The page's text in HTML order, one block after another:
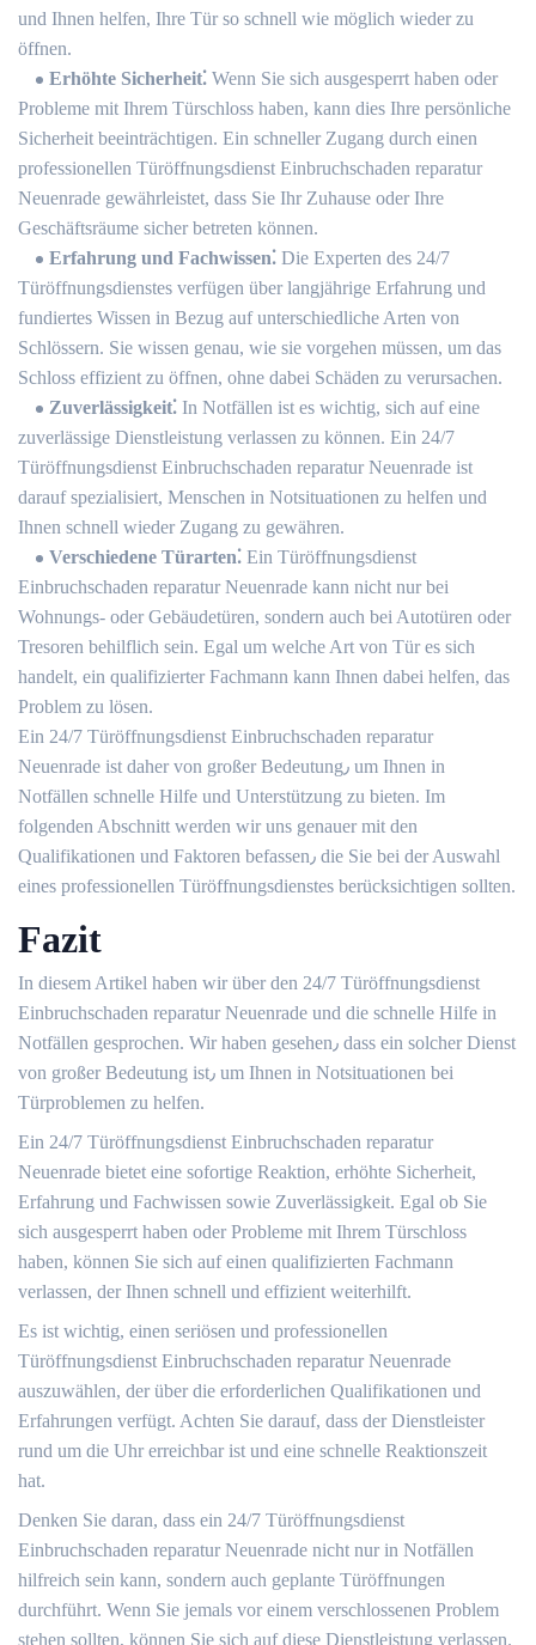
und Ihnen helfen, Ihre Tür so schnell wie möglich wieder zu
öffnen.​
Erhöhte Sicherheit⁚ Wenn Sie sich ausgesperrt haben oder
Probleme mit Ihrem Türschloss haben, kann dies Ihre persönliche
Sicherheit beeinträchtigen. Ein schneller Zugang durch einen
professionellen Türöffnungsdienst Einbruchschaden reparatur
Neuenrade gewährleistet, dass Sie Ihr Zuhause oder Ihre
Geschäftsräume sicher betreten können.​
Erfahrung und Fachwissen⁚ Die Experten des 24/7
Türöffnungsdienstes verfügen über langjährige Erfahrung und
fundiertes Wissen in Bezug auf unterschiedliche Arten von
Schlössern.​ Sie wissen genau, wie sie vorgehen müssen, um das
Schloss effizient zu öffnen, ohne dabei Schäden zu verursachen.​
Zuverlässigkeit⁚ In Notfällen ist es wichtig, sich auf eine
zuverlässige Dienstleistung verlassen zu können.​ Ein 24/7
Türöffnungsdienst Einbruchschaden reparatur Neuenrade ist
darauf spezialisiert, Menschen in Notsituationen zu helfen und
Ihnen schnell wieder Zugang zu gewähren.​
Verschiedene Türarten⁚ Ein Türöffnungsdienst
Einbruchschaden reparatur Neuenrade kann nicht nur bei
Wohnungs- oder Gebäudetüren, sondern auch bei Autotüren oder
Tresoren behilflich sein.​ Egal um welche Art von Tür es sich
handelt, ein qualifizierter Fachmann kann Ihnen dabei helfen, das
Problem zu lösen.​
Ein 24/7 Türöffnungsdienst Einbruchschaden reparatur
Neuenrade ist daher von großer Bedeutung٫ um Ihnen in
Notfällen schnelle Hilfe und Unterstützung zu bieten.​ Im
folgenden Abschnitt werden wir uns genauer mit den
Qualifikationen und Faktoren befassen٫ die Sie bei der Auswahl
eines professionellen Türöffnungsdienstes berücksichtigen sollten.​
Fazit
In diesem Artikel haben wir über den 24/7 Türöffnungsdienst
Einbruchschaden reparatur Neuenrade und die schnelle Hilfe in
Notfällen gesprochen.​ Wir haben gesehen٫ dass ein solcher Dienst
von großer Bedeutung ist٫ um Ihnen in Notsituationen bei
Türproblemen zu helfen.​
Ein 24/7 Türöffnungsdienst Einbruchschaden reparatur
Neuenrade bietet eine sofortige Reaktion, erhöhte Sicherheit,
Erfahrung und Fachwissen sowie Zuverlässigkeit. Egal ob Sie
sich ausgesperrt haben oder Probleme mit Ihrem Türschloss
haben, können Sie sich auf einen qualifizierten Fachmann
verlassen, der Ihnen schnell und effizient weiterhilft.​
Es ist wichtig, einen seriösen und professionellen
Türöffnungsdienst Einbruchschaden reparatur Neuenrade
auszuwählen, der über die erforderlichen Qualifikationen und
Erfahrungen verfügt.​ Achten Sie darauf, dass der Dienstleister
rund um die Uhr erreichbar ist und eine schnelle Reaktionszeit
hat.
Denken Sie daran, dass ein 24/7 Türöffnungsdienst
Einbruchschaden reparatur Neuenrade nicht nur in Notfällen
hilfreich sein kann, sondern auch geplante Türöffnungen
durchführt.​ Wenn Sie jemals vor einem verschlossenen Problem
stehen sollten, können Sie sich auf diese Dienstleistung verlassen.